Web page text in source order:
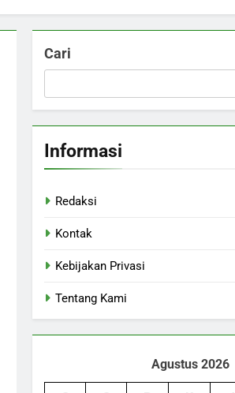
Cari
Informasi
Redaksi
Kontak
Kebijakan Privasi
Tentang Kami
Agustus 2026